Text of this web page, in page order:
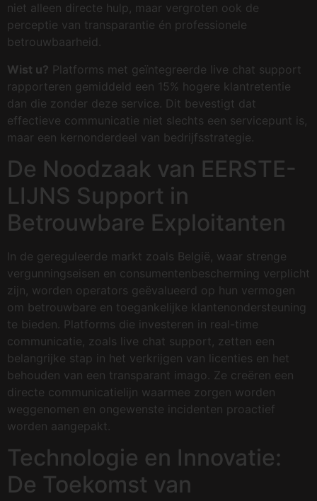
niet alleen directe hulp, maar vergroten ook de
perceptie van transparantie én professionele
betrouwbaarheid.
Wist u? Platforms met geïntegreerde live chat support
rapporteren gemiddeld een 15% hogere klantretentie
dan die zonder deze service. Dit bevestigt dat
effectieve communicatie niet slechts een servicepunt is,
maar een kernonderdeel van bedrijfsstrategie.
De Noodzaak van EERSTE-
LIJNS Support in
Betrouwbare Exploitanten
In de gereguleerde markt zoals België, waar strenge
vergunningseisen en consumentenbescherming verplicht
zijn, worden operators geëvalueerd op hun vermogen
om betrouwbare en toegankelijke klantenondersteuning
te bieden. Platforms die investeren in real-time
communicatie, zoals live chat support, zetten een
belangrijke stap in het verkrijgen van licenties en het
behouden van een transparant imago. Ze creëren een
directe communicatielijn waarmee zorgen worden
weggenomen en ongewenste incidenten proactief
worden aangepakt.
Technologie en Innovatie:
De Toekomst van